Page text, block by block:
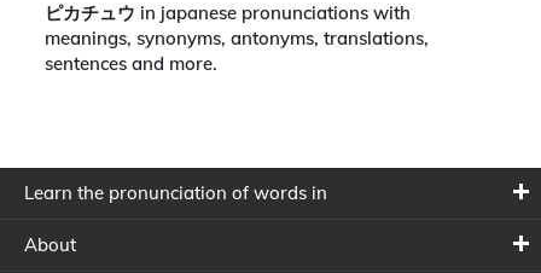
ピカチュウ in japanese pronunciations with
meanings, synonyms, antonyms, translations,
sentences and more.
Learn the pronunciation of words in
About